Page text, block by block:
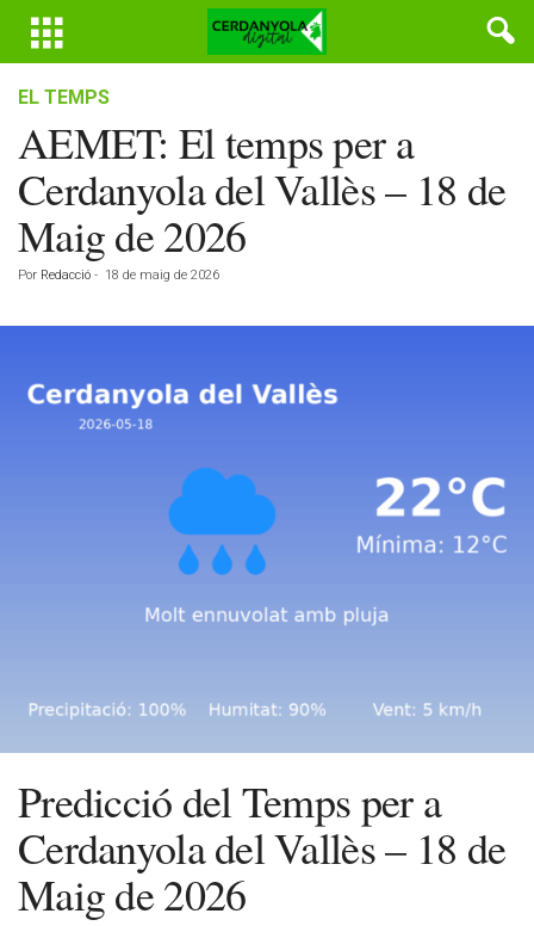
EL TEMPS
AEMET: El temps per a
Cerdanyola del Vallès – 18 de
Maig de 2026
Por Redacció - 18 de maig de 2026
Predicció del Temps per a
Cerdanyola del Vallès – 18 de
Maig de 2026